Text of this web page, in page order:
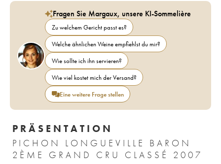
Fragen Sie Margaux, unsere KI-Sommelière
Zu welchem Gericht passt es?
Welche ähnlichen Weine empfiehlst du mir?
Wie sollte ich ihn servieren?
Wie viel kostet mich der Versand?
Eine weitere Frage stellen
PRÄSENTATION
PICHON LONGUEVILLE BARON
2ÈME GRAND CRU CLASSÉ 2007